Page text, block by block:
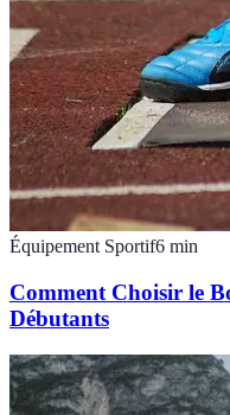
Équipement Sportif6 min
Comment Choisir le
Débutants